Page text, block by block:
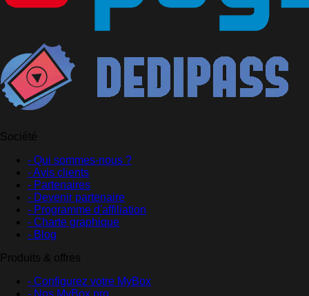
Société
- Qui sommes-nous ?
- Avis clients
- Partenaires
- Devenir partenaire
- Programme d'affiliation
- Charte graphique
- Blog
Produits & offres
- Configurez votre MyBox
- Nos MyBox pro